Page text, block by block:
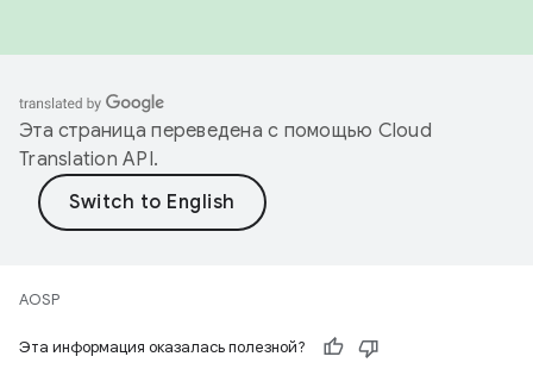
Эта страница переведена с помощью Cloud
Translation API.
AOSP
Эта информация оказалась полезной?